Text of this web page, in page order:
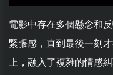
電影中存在多個懸念和
緊張感，直到最後一刻
上，融入了複雜的情感